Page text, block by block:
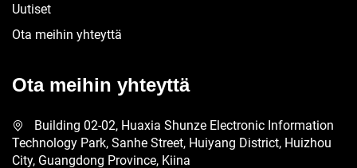
Uutiset
Ota meihin yhteyttä
Ota meihin yhteyttä
Building 02-02, Huaxia Shunze Electronic Information
Technology Park, Sanhe Street, Huiyang District, Huizhou
City, Guangdong Province, Kiina